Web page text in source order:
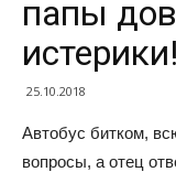
папы
истерики!
25.10.2018
Автобус битком,
вопросы, а отец